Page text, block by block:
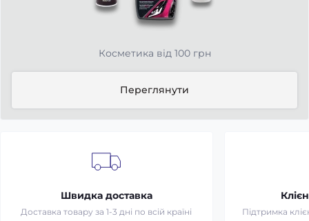
Косметика від 100 грн
Переглянути
Швидка доставка
Доставка товару за 1-3 дні по всій країні Підтримка